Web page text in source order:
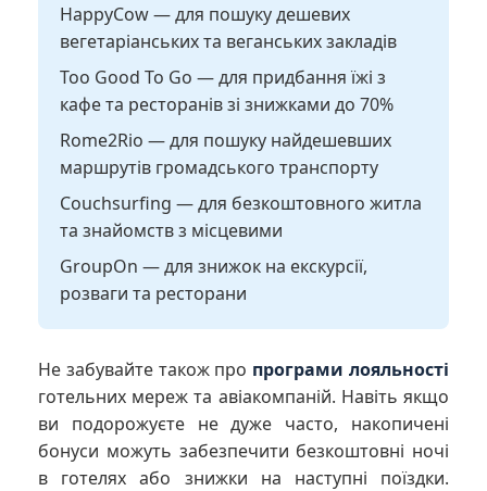
HappyCow — для пошуку дешевих
вегетаріанських та веганських закладів
Too Good To Go — для придбання їжі з
кафе та ресторанів зі знижками до 70%
Rome2Rio — для пошуку найдешевших
маршрутів громадського транспорту
Couchsurfing — для безкоштовного житла
та знайомств з місцевими
GroupOn — для знижок на екскурсії,
розваги та ресторани
Не забувайте також про програми лояльності
готельних мереж та авіакомпаній. Навіть якщо
ви подорожуєте не дуже часто, накопичені
бонуси можуть забезпечити безкоштовні ночі
в готелях або знижки на наступні поїздки.